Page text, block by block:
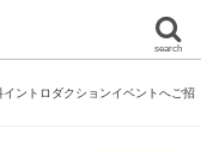
search
イントロダクションイベントへご招